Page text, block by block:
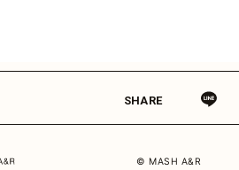
SHARE
© MASH A&R